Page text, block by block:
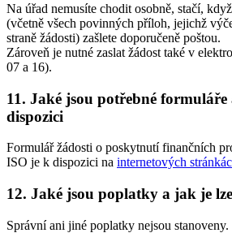
Na úřad nemusíte chodit osobně, stačí,
(včetně všech povinných příloh, jejichž
straně žádosti) zašlete doporučeně poštou.
Zároveň je nutné zaslat žádost také v
07 a 16).
11. Jaké jsou potřebné formuláře
dispozici
Formulář žádosti o poskytnutí finančních
ISO je k dispozici na internetových
12. Jaké jsou poplatky a jak je
Správní ani jiné poplatky nejsou stanoveny.